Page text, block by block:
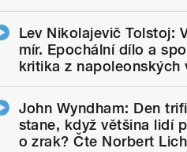
Lev Nikolajevič Tolstoj:
mír. Epochální dílo a
kritika z napoleonských
John Wyndham: Den
stane, když většina lidí
o zrak? Čte Norbert